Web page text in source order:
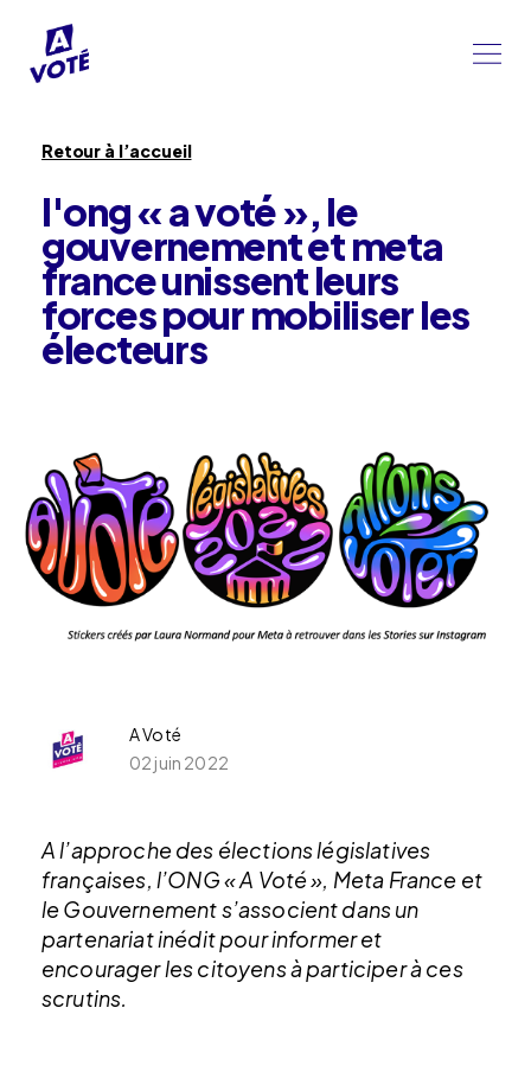
Retour à l’accueil
l'ong « a voté », le
gouvernement et meta
france unissent leurs
forces pour mobiliser les
électeurs
A Voté
02 juin 2022
A l’approche des élections législatives
françaises, l’ONG « A Voté », Meta France et
le Gouvernement s’associent dansun
partenariat inédit pourinformer et
encourager les citoyens à participer à ces
scrutins.